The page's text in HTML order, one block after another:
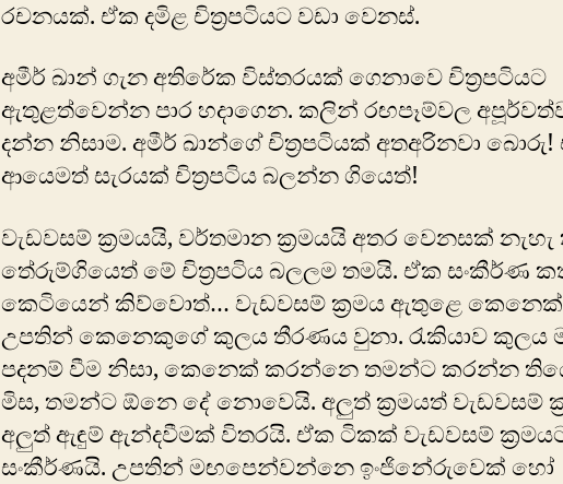
රචනයක්. ඒක දමිළ චිත්‍රපටියට වඩා වෙනස්.
‍‍අමීර් ඛාන් ගැන අතිරේක විස්තරයක් ගෙනාවෙ චිත්‍රපටියට
ඇතුළත්වෙන්න පාර හදාගෙන. කලින් රඟපෑම්වල
දන්න නිසාම. අමීර් ඛාන්ගේ චිත්‍රපටියක් අතඅරිනවා
ආයෙමත් සැරයක් චිත්‍රපටිය බලන්න ගියෙත්!
වැඩවසම් ක්‍රමයයි, වර්තමාන ක්‍රමයයි අතර වෙනසක්
තේරුම්ගියෙත් ‍මේ චිත්‍රපටිය බලලම තමයි. ඒක සංකීර්ණ
කෙටියෙන් කිව්වොත්… වැඩවසම් ක්‍රමය ඇතුළෙ
උපතින් කෙනෙකුගේ කුලය තීරණය වුනා. රැකියාව කුලය
පදනම් වීම නිසා, කෙනෙක් කරන්නෙ තමන්ට කරන්න
මිස, තමන්ට ඕනෙ දේ නොවෙයි. අලුත් ක්‍රමයත් වැඩවසම්
අලුත් ඇඳුම් ඇන්දවීමක් විතරයි. ඒක ටිකක් වැඩවසම්
සංකීර්ණයි. උපතින් මඟපෙන්වන්නෙ ඉංජිනේරුවෙක් හෝ